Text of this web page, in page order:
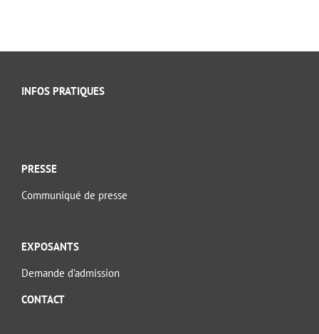
INFOS PRATIQUES
PRESSE
Communiqué de presse
EXPOSANTS
Demande d’admission
CONTACT